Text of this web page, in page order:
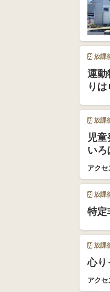
放課
運動
りは
放課
児
いろ
アクセ
放課
特
放課
心り
アクセ